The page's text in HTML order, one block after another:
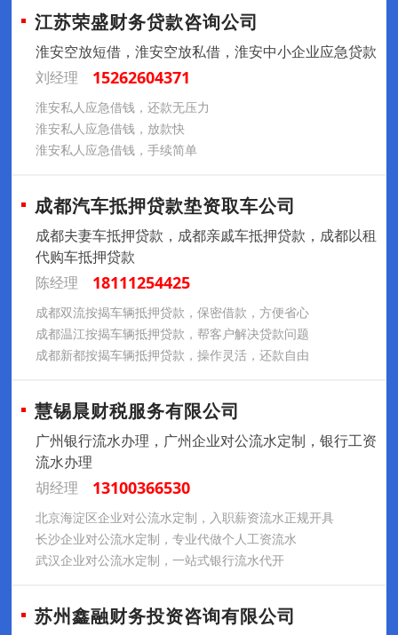
江苏荣盛财务贷款咨询公司
淮安空放短借，淮安空放私借，淮安中小企业应急贷款
刘经理
15262604371
淮安私人应急借钱，还款无压力
淮安私人应急借钱，放款快
淮安私人应急借钱，手续简单
成都汽车抵押贷款垫资取车公司
成都夫妻车抵押贷款，成都亲戚车抵押贷款，成都以租
代购车抵押贷款
陈经理
18111254425
成都双流按揭车辆抵押贷款，保密借款，方便省心
成都温江按揭车辆抵押贷款，帮客户解决贷款问题
成都新都按揭车辆抵押贷款，操作灵活，还款自由
慧锡晨财税服务有限公司
广州银行流水办理，广州企业对公流水定制，银行工资
流水办理
胡经理
13100366530
北京海淀区企业对公流水定制，入职薪资流水正规开具
长沙企业对公流水定制，专业代做个人工资流水
武汉企业对公流水定制，一站式银行流水代开
苏州鑫融财务投资咨询有限公司